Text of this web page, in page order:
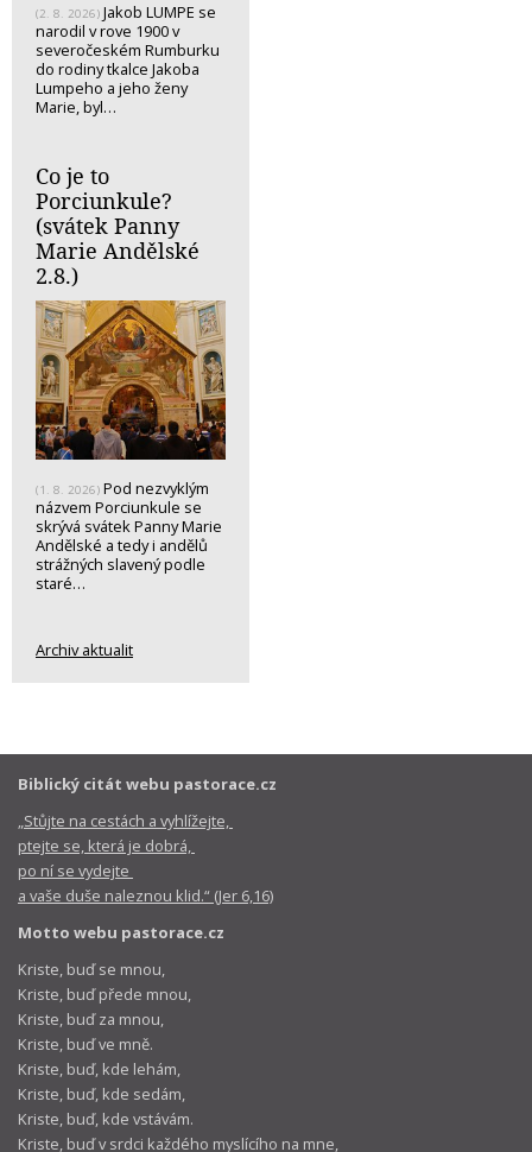
(2. 8. 2026) Jakob LUMPE se
narodil v rove 1900 v
severočeském Rumburku
do rodiny tkalce Jakoba
Lumpeho a jeho ženy
Marie, byl…
Co je to
Porciunkule?
(svátek Panny
Marie Andělské
2.8.)
(1. 8. 2026) Pod nezvyklým
názvem Porciunkule se
skrývá svátek Panny Marie
Andělské a tedy i andělů
strážných slavený podle
staré…
Archiv aktualit
Biblický citát webu pastorace.cz
„Stůjte na cestách a vyhlížejte,
ptejte se, která je dobrá,
po ní se vydejte
a vaše duše naleznou klid.“ (Jer 6,16)
Motto webu pastorace.cz
Kriste, buď se mnou,
Kriste, buď přede mnou,
Kriste, buď za mnou,
Kriste, buď ve mně.
Kriste, buď, kde lehám,
Kriste, buď, kde sedám,
Kriste, buď, kde vstávám.
Kriste, buď v srdci každého myslícího na mne,